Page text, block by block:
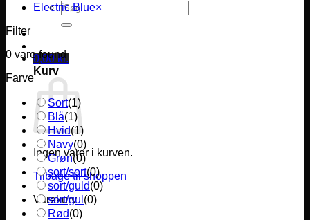
Søg
efter:
0,00 kr.
Kurv
Ingen varer i kurven.
Tilbage til shoppen
Varekurv
Electric Blue×
Filter
0 vare found
Farve
Sort(1)
Blå(1)
Hvid(1)
Navy(0)
Grøn(0)
sort/sort(0)
sort/guld(0)
sort/gul (0)
Rød(0)